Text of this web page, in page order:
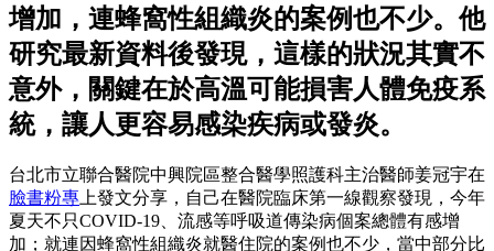
增加，連蜂窩性組織炎的案例也不少。他
研究最新資料後發現，這樣的狀況其實不
意外，關鍵在於高溫可能損害人體免疫系
統，讓人更容易感染疾病或發炎。
台北市立聯合醫院中興院區整合醫學照護科主治醫師姜冠宇在
臉書粉專 上發文分享，自己在醫院臨床第一線觀察發現，今年
夏天不只COVID-19、流感等呼吸道傳染病個案總體有感增
加；就連因蜂窩性組織炎就醫住院的案例也不少，當中部分比